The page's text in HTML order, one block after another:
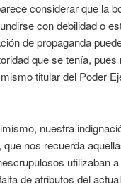
considerar que la
con debilidad o
de propaganda
que se tenía,
titular del Poder
nuestra
nos recuerda
utilizaban
de atributos del